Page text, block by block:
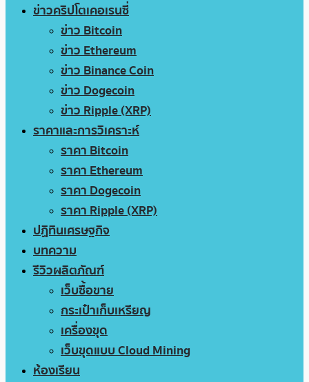
ข่าวคริปโตเคอเรนซี่
ข่าว Bitcoin
ข่าว Ethereum
ข่าว Binance Coin
ข่าว Dogecoin
ข่าว Ripple (XRP)
ราคาและการวิเคราะห์
ราคา Bitcoin
ราคา Ethereum
ราคา Dogecoin
ราคา Ripple (XRP)
ปฏิทินเศรษฐกิจ
บทความ
รีวิวผลิตภัณฑ์
เว็บซื้อขาย
กระเป๋าเก็บเหรียญ
เครื่องขุด
เว็บขุดแบบ Cloud Mining
ห้องเรียน